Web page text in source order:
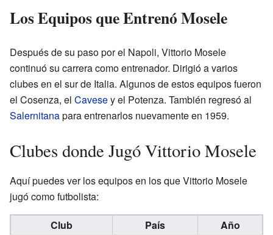
Los Equipos que Entrenó Mosele
Después de su paso por el Napoli, Vittorio Mosele
continuó su carrera como entrenador. Dirigió a varios
clubes en el sur de Italia. Algunos de estos equipos fueron
el Cosenza, el Cavesey el Potenza. También regresó al
Salernitanapara entrenarlos nuevamente en 1959.
Clubes donde Jugó Vittorio Mosele
Aquí puedes ver los equipos en los que Vittorio Mosele
jugó como futbolista:
Club País
Año